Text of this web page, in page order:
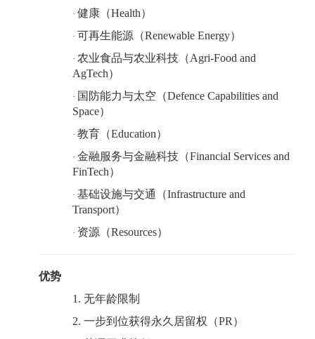
· 健康（Health）
· 可再生能源（Renewable Energy）
· 农业食品与农业科技（Agri-Food and
AgTech）
· 国防能力与太空（Defence Capabilities and
Space）
· 教育（Education）
· 金融服务与金融科技（Financial Services and
FinTech）
· 基础设施与交通（Infrastructure and
Transport）
· 资源（Resources）
优势
1. 无年龄限制
2. 一步到位获得永久居留权（PR）